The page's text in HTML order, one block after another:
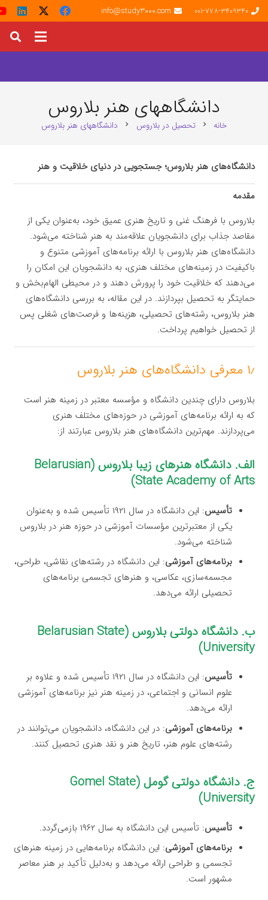
001-778-3409340
info@study3000.com
دانشگاههای هنر بلاروس
خانه chevron_right تحصیل در بلاروس chevron_right دانشگاههای هنر بلاروس
دانشگاه‌های هنر بلاروس؛ جستجویی در دنیای خلاقیت و هنر
مقدمه
بلاروس با فرهنگ غنی و تاریخ هنری عمیق خود، به‌عنوان یکی از
مقاصد جذاب برای دانشجویان علاقه‌مند به هنر شناخته می‌شود.
دانشگاه‌های هنر بلاروس با ارائه برنامه‌های آموزشی متنوع و
باکیفیت در زمینه‌های مختلف هنری، به دانشجویان این امکان را
می‌دهند که خلاقیت خود را پرورش دهند و در محیطی الهام‌بخش و
حمایتگر به تحصیل بپردازند. در این مقاله، به بررسی دانشگاه‌های
هنر بلاروس، رشته‌های تحصیلی، هزینه‌ها و فرصت‌های شغلی پس
از تحصیل خواهیم پرداخت.
۱٫ معرفی دانشگاه‌های هنر بلاروس
بلاروس دارای چندین دانشگاه و مؤسسه معتبر در زمینه هنر است
که به ارائه برنامه‌های آموزشی در حوزه‌های مختلف هنری
می‌پردازند. مهم‌ترین دانشگاه‌های هنر بلاروس عبارتند از:
الف. دانشگاه هنرهای زیبا بلاروس (Belarusian
State Academy of Arts)
تأسیس
: این دانشگاه در سال ۱۹۲۱ تأسیس شده و به‌عنوان
یکی از معتبرترین مؤسسات آموزشی در حوزه هنر در بلاروس
شناخته می‌شود.
برنامه‌های آموزشی: این دانشگاه در رشته‌های نقاشی، طراحی،
مجسمه‌سازی، عکاسی، و هنرهای تجسمی برنامه‌های
تحصیلی ارائه می‌دهد.
ب. دانشگاه دولتی بلاروس (Belarusian State
University)
تأسیس
: این دانشگاه در سال ۱۹۲۱ تأسیس شده و علاوه بر
علوم انسانی و اجتماعی، در زمینه هنر نیز برنامه‌های آموزشی
ارائه می‌دهد.
برنامه‌های آموزشی: در این دانشگاه، دانشجویان می‌توانند در
رشته‌های علوم هنر، تاریخ هنر و نقد هنری تحصیل کنند.
ج. دانشگاه دولتی گومل (Gomel State
University)
تأسیس: تأسیس این دانشگاه به سال ۱۹۶۲ بازمی‌گردد.
برنامه‌های آموزشی: این دانشگاه برنامه‌هایی در زمینه هنرهای
تجسمی و طراحی ارائه می‌دهد و به‌دلیل تأکید بر هنر معاصر
مشهور است.